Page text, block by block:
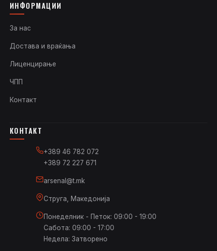
ИНФОРМАЦИИ
За нас
Достава и враќања
Лиценцирање
ЧПП
Контакт
КОНТАКТ
+389 46 782 072
+389 72 227 671
arsenal@t.mk
Струга, Македонија
Понеделник - Петок: 09:00 - 19:00
Сабота: 09:00 - 17:00
Недела: Затворено